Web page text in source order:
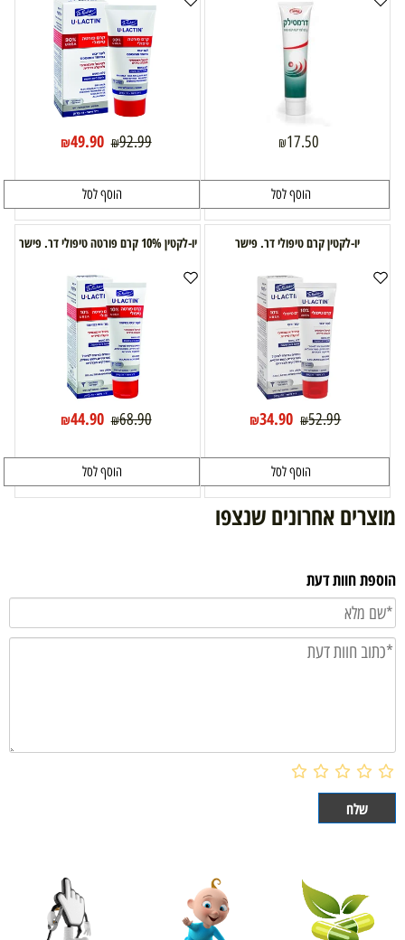
₪17.50
הוסף לסל
₪92.99
₪49.90
הוסף לסל
יו-לקטין קרם טיפולי דר. פישר
₪52.99
₪34.90
הוסף לסל
יו-לקטין 10% קרם פורטה טיפולי דר. פישר
₪68.90
₪44.90
הוסף לסל
מוצרים אחרונים שנצפו
הוספת חוות דעת